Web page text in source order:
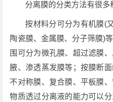
分离膜的分类方法有很多
按材料分可分为有机膜(
陶瓷膜、金属膜、分子筛膜)
围可分为微孔膜、超过滤膜
腋、渗透蒸发膜等；按膜断
不对称膜、复合膜、平板膜
物质透过分离液的能力可以